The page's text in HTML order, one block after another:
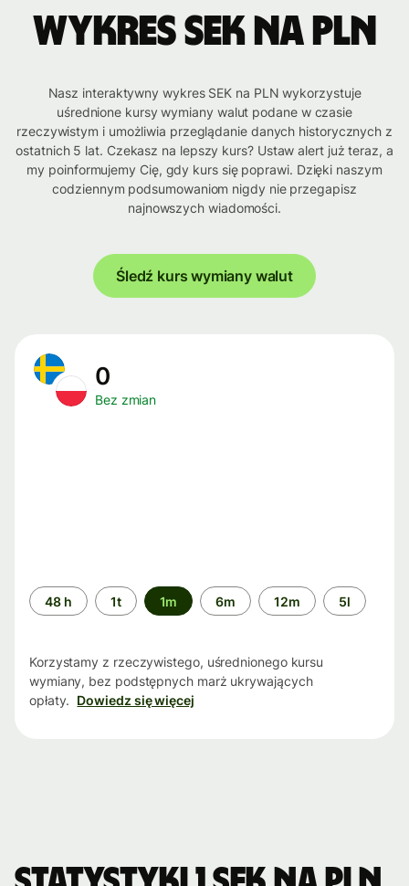
Wykres SEK na PLN
Nasz interaktywny wykres SEK na PLN wykorzystuje
uśrednione kursy wymiany walut podane w czasie
rzeczywistym i umożliwia przeglądanie danych historycznych z
ostatnich 5 lat. Czekasz na lepszy kurs? Ustaw alert już teraz, a
my poinformujemy Cię, gdy kurs się poprawi. Dzięki naszym
codziennym podsumowaniom nigdy nie przegapisz
najnowszych wiadomości.
Śledź kurs wymiany walut
0
Bez zmian
Przedział
czasu
48 h 1t 1m 6m 12m 5l
Korzystamy z rzeczywistego, uśrednionego kursu
wymiany, bez podstępnych marż ukrywających
opłaty. Dowiedz się więcej